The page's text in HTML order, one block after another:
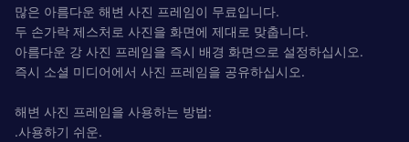
많은 아름다운 해변 사진 프레임이 무료입니다.
두 손가락 제스처로 사진을 화면에 제대로 맞춥니다.
아름다운 강 사진 프레임을 즉시 배경 화면으로 설정하십시오.
즉시 소셜 미디어에서 사진 프레임을 공유하십시오.
해변 사진 프레임을 사용하는 방법:
.사용하기 쉬운.